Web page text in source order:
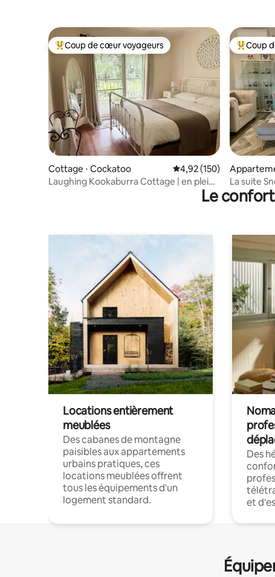
Coups de cœur voyageurs les plus appréciés
Coup de cœur voyageurs
Cottage ⋅ Cockatoo Évaluation moyenne sur
4,92 (150)
Laughing Kookaburra Cottage | en pleine
Coups
Coup
La suite
deux
Le
Locations entièrement
meublées
Des cabanes de montagne
paisibles aux appartements
urbains pratiques, ces
locations meublées offrent
tous les équipements d'un
logement standard.
Des
et